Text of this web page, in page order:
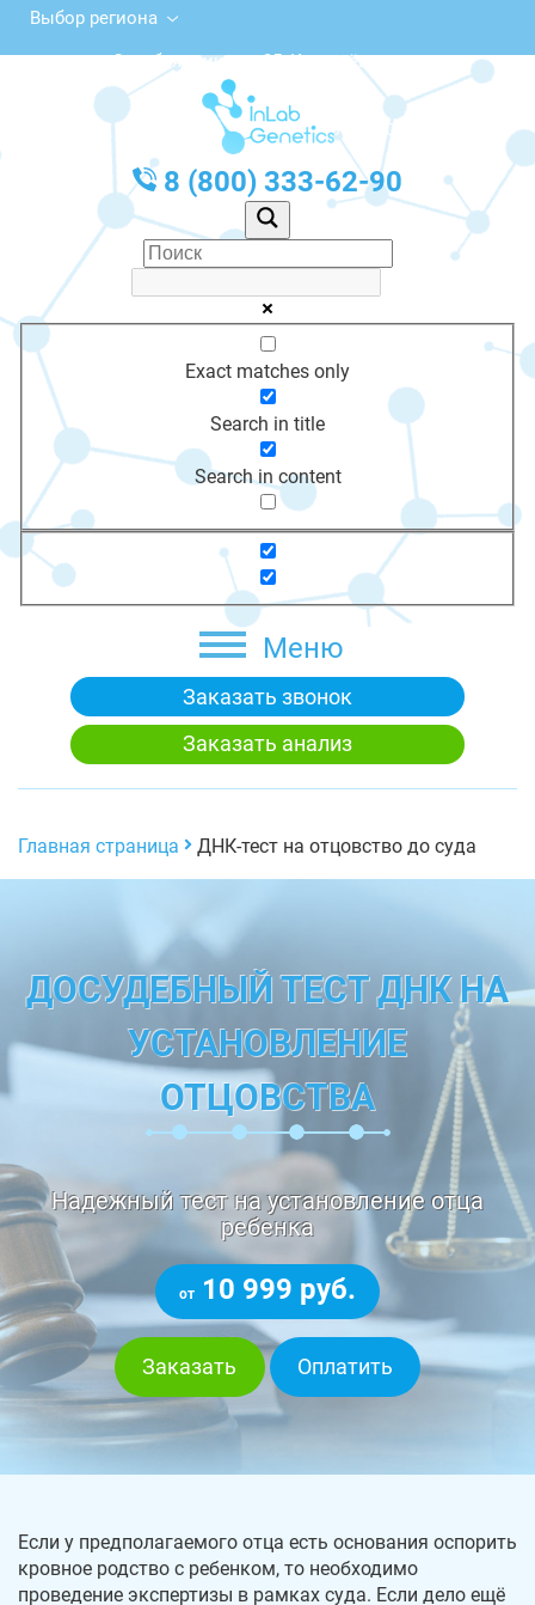
Выбор региона
ул. Серебрянникова, 35, Костерёво
с 10:00 до 20:00
График работы: Пн-Пт с 10:00 до 20:00
8 (800) 333-62-90
Exact matches only
Search in title
Search in content
Меню
Заказать звонок
Заказать анализ
Главная страница ДНК-тест на отцовство до суда
ДОСУДЕБНЫЙ ТЕСТ ДНК НА
УСТАНОВЛЕНИЕ
ОТЦОВСТВА
Надежный тест на установление отца
ребенка
от 10 999 руб.
Заказать Оплатить
Если у предполагаемого отца есть основания оспорить
кровное родство с ребенком, то необходимо
проведение экспертизы в рамках суда. Если дело ещё